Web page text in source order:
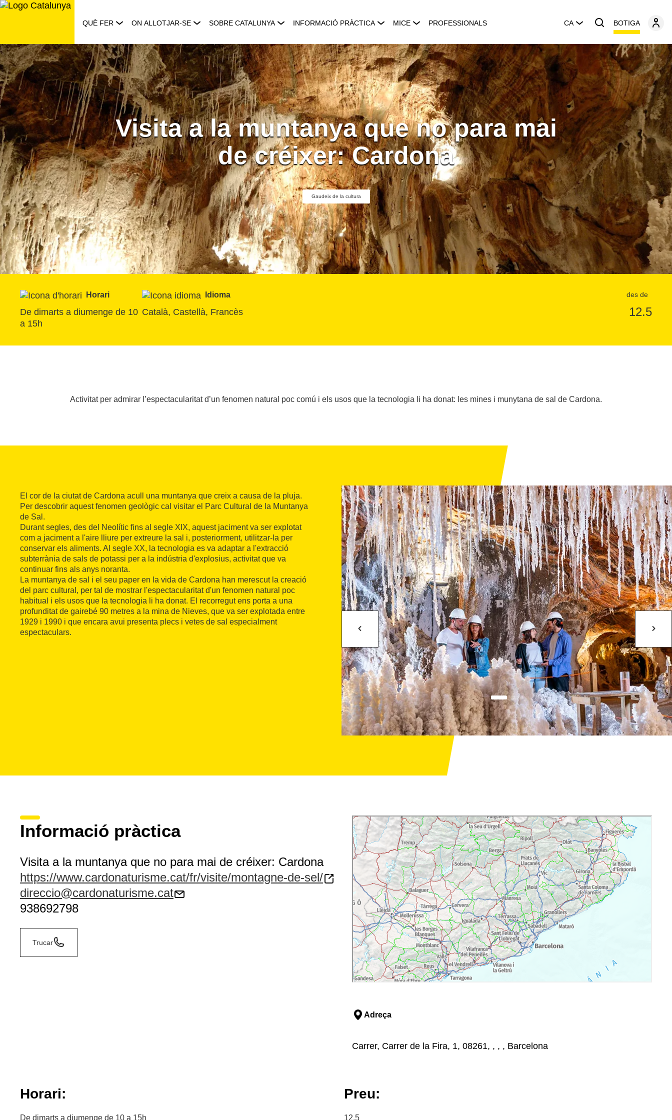
Saltar
QUÈ FER ON ALLOTJAR-SE SOBRE CATALUNYA INFORMACIÓ PRÀCTICA MICE PROFESSIONALS CA BOTIGA
Visita a la muntanya que no para mai
de créixer: Cardona
Gaudeix de la cultura
Horari
De dimarts a diumenge de 10
a 15h
Idioma
Català, Castellà, Francès
des de
12.5
Activitat per admirar l’espectacularitat d’un fenomen natural poc comú i els usos que la tecnologia li ha donat: les mines i munytana de sal de Cardona.
El cor de la ciutat de Cardona acull una muntanya que creix a causa de la pluja.
Per descobrir aquest fenomen geològic cal visitar el Parc Cultural de la Muntanya
de Sal.
Durant segles, des del Neolític fins al segle XIX, aquest jaciment va ser explotat
com a jaciment a l'aire lliure per extreure la sal i, posteriorment, utilitzar-la per
conservar els aliments. Al segle XX, la tecnologia es va adaptar a l'extracció
subterrània de sals de potassi per a la indústria d'explosius, activitat que va
continuar fins als anys noranta.
La muntanya de sal i el seu paper en la vida de Cardona han merescut la creació
del parc cultural, per tal de mostrar l'espectacularitat d'un fenomen natural poc
habitual i els usos que la tecnologia li ha donat. El recorregut ens porta a una
profunditat de gairebé 90 metres a la mina de Nieves, que va ser explotada entre
1929 i 1990 i que encara avui presenta plecs i vetes de sal especialment
espectaculars.
Informació pràctica
Visita a la muntanya que no para mai de créixer: Cardona
https://www.cardonaturisme.cat/fr/visite/montagne-de-sel/
direccio@cardonaturisme.cat
938692798
Trucar
Adreça
Carrer, Carrer de la Fira, 1, 08261, , , , Barcelona
Horari:
De dimarts a diumenge de 10 a 15h
Preu:
12.5